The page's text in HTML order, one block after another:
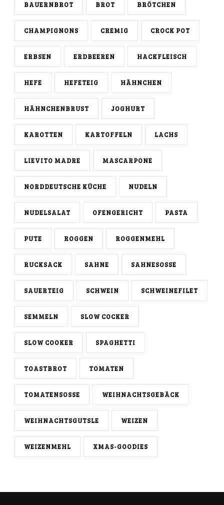
BAUERNBROT BROT BRÖTCHEN
CHAMPIGNONS CREMIG CROCK POT
ERBSEN ERDBEEREN HACKFLEISCH
HEFE HEFETEIG HÄHNCHEN
HÄHNCHENBRUST JOGHURT
KAROTTEN KARTOFFELN LACHS
LIEVITO MADRE MASCARPONE
NORDDEUTSCHE KÜCHE NUDELN
NUDELSALAT OFENGERICHT PASTA
PUTE ROGGEN ROGGENMEHL
RUCKSACK SAHNE SAHNESOSSE
SAUERTEIG SCHWEIN SCHWEINEFILET
SEMMELN SLOW COCKER
SLOW COOKER SPAGHETTI
TOASTBROT TOMATEN
TOMATENSOSSE WEIHNACHTSGEBÄCK
WEIHNACHTSGUTSLE WEIZEN
WEIZENMEHL XMAS-GOODIES